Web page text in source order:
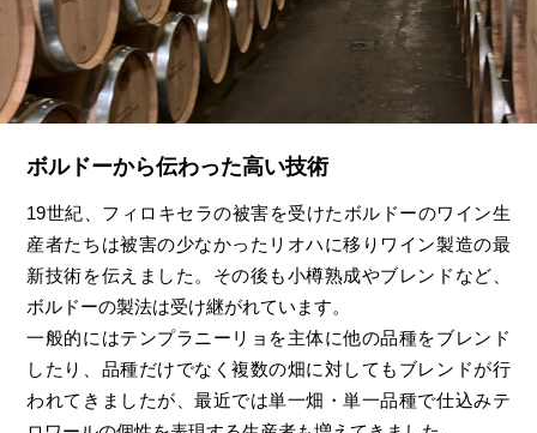
ボルドーから伝わった高い技術
19世紀、フィロキセラの被害を受けたボルドーのワイン生
産者たちは被害の少なかったリオハに移りワイン製造の最
新技術を伝えました。その後も小樽熟成やブレンドなど、
ボルドーの製法は受け継がれています。
一般的にはテンプラニーリョを主体に他の品種をブレンド
したり、品種だけでなく複数の畑に対してもブレンドが行
われてきましたが、最近では単一畑・単一品種で仕込みテ